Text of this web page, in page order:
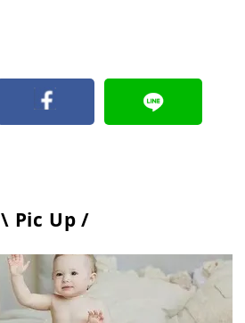
\ Pic Up /